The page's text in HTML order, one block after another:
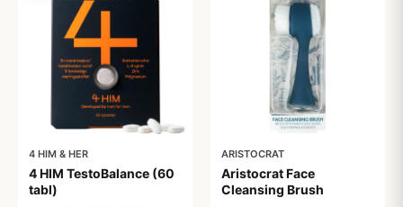
4 HIM & HER
4 HIM TestoBalance (60
tabl)
ARISTOCRAT
Aristocrat Face
Cleansing Brush